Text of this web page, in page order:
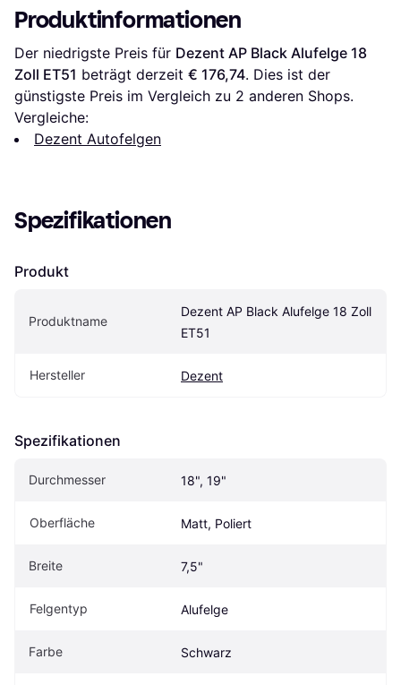
Produktinformationen
Der niedrigste Preis für Dezent AP Black Alufelge 18
Zoll ET51 beträgt derzeit € 176,74. Dies ist der
günstigste Preis im Vergleich zu 2 anderen Shops.
Vergleiche:
Dezent Autofelgen
Spezifikationen
Produkt
Produktname
Dezent AP Black Alufelge 18 Zoll
ET51
Hersteller Dezent
Spezifikationen
Durchmesser 18", 19"
Oberfläche Matt, Poliert
Breite 7,5"
Felgentyp Alufelge
Farbe Schwarz